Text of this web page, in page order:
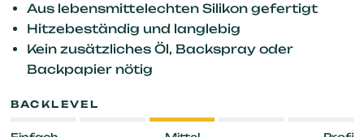
Aus lebensmittelechten Silikon gefertigt
Hitzebeständig und langlebig
Kein zusätzliches Öl, Backspray oder
Backpapier nötig
BACKLEVEL